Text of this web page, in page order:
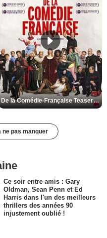
De la Comédie-Française Teaser VF
ne pas manquer
Ce soir entre amis : Gary
Oldman, Sean Penn et Ed
Harris dans l'un des meilleurs
thrillers des années 90
injustement oublié !